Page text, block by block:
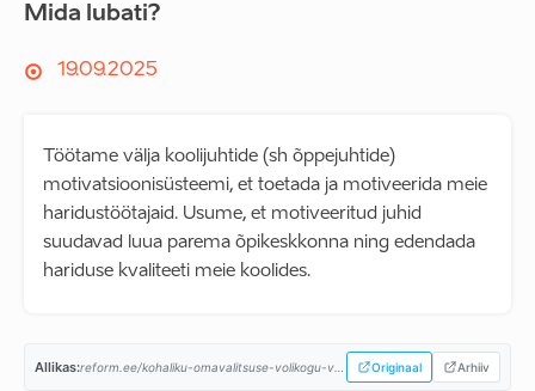
Mida lubati?
19.09.2025
Töötame välja koolijuhtide (sh õppejuhtide)
motivatsioonisüsteemi, et toetada ja motiveerida meie
haridustöötajaid. Usume, et motiveeritud juhid
suudavad luua parema õpikeskkonna ning edendada
hariduse kvaliteeti meie koolides.
Allikas: Originaal Arhiiv